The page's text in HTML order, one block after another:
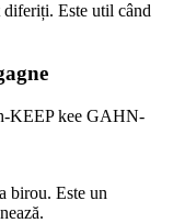
diferiți. Este util când
KEEP kee GAHN-
birou. Este un